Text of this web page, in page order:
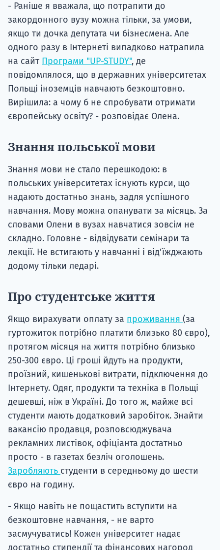
- Раніше я вважала, що потрапити до
закордонного вузу можна тільки, за умови,
якщо ти дочка депутата чи бізнесмена. Але
одного разу в Інтернеті випадково натрапила
на сайт Програми "UP-STUDY", де
повідомлялося, що в державних університетах
Польщі іноземців навчають безкоштовно.
Вирішила: а чому б не спробувати отримати
європейську освіту? - розповідає Олена.
Знання польської мови
Знання мови не стало перешкодою: в
польських університетах існують курси, що
надають достатньо знань, задля успішного
навчання. Мову можна опанувати за місяць. За
словами Олени в вузах навчатися зовсім не
складно. Головне - відвідувати семінари та
лекції. Не встигають у навчанні і від'їжджають
додому тільки ледарі.
Про студентське життя
Якщо вирахувати оплату за проживання (за
гуртожиток потрібно платити близько 80 євро),
протягом місяця на життя потрібно близько
250-300 євро. Ці гроші йдуть на продукти,
проїзний, кишенькові витрати, підключення до
Інтернету. Одяг, продукти та техніка в Польщі
дешевші, ніж в Україні. До того ж, майже всі
студенти мають додатковий заробіток. Знайти
вакансію продавця, розповсюджувача
рекламних листівок, офіціанта достатньо
просто - в газетах безліч оголошень.
Заробляють студенти в середньому до шести
євро на годину.
- Якщо навіть не пощастить вступити на
безкоштовне навчання, - не варто
засмучуватись! Кожен університет надає
достатньо стипендії та фінансових нагород